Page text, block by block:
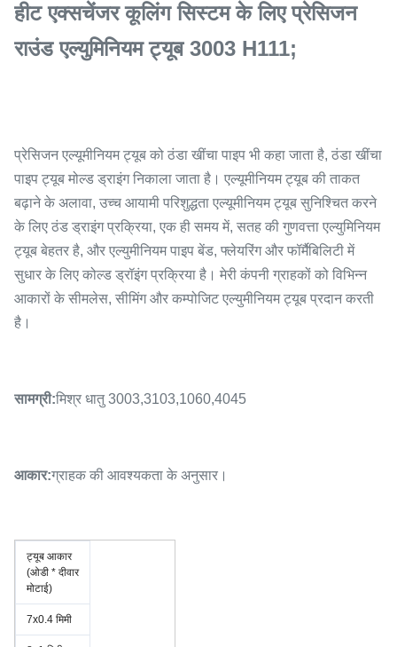
हीट एक्सचेंजर कूलिंग सिस्टम के लिए प्रेसिजन
राउंड एल्युमिनियम ट्यूब 3003 H111;
प्रेसिजन एल्यूमीनियम ट्यूब को ठंडा खींचा पाइप भी कहा जाता है, ठंडा खींचा
पाइप ट्यूब मोल्ड ड्राइंग निकाला जाता है। एल्यूमीनियम ट्यूब की ताकत
बढ़ाने के अलावा, उच्च आयामी परिशुद्धता एल्यूमीनियम ट्यूब सुनिश्चित करने
के लिए ठंड ड्राइंग प्रक्रिया, एक ही समय में, सतह की गुणवत्ता एल्युमिनियम
ट्यूब बेहतर है, और एल्युमीनियम पाइप बेंड, फ्लेयरिंग और फॉर्मैबिलिटी में
सुधार के लिए कोल्ड ड्रॉइंग प्रक्रिया है। मेरी कंपनी ग्राहकों को विभिन्न
आकारों के सीमलेस, सीमिंग और कम्पोजिट एल्युमीनियम ट्यूब प्रदान करती
है।
सामग्री:मिश्र धातु 3003,3103,1060,4045
आकार:ग्राहक की आवश्यकता के अनुसार।
ट्यूब आकार
(ओडी * दीवार
मोटाई)
7x0.4 मिमी